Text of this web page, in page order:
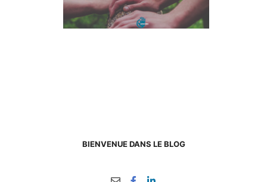
BIENVENUE DANS LE BLOG